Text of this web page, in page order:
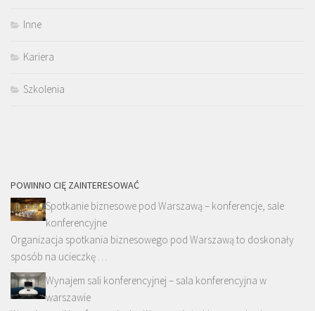
Inne
Kariera
Szkolenia
POWINNO CIĘ ZAINTERESOWAĆ
Spotkanie biznesowe pod Warszawą – konferencje, sale
konferencyjne
Organizacja spotkania biznesowego pod Warszawą to doskonały
sposób na ucieczkę …
Wynajem sali konferencyjnej – sala konferencyjna w
warszawie